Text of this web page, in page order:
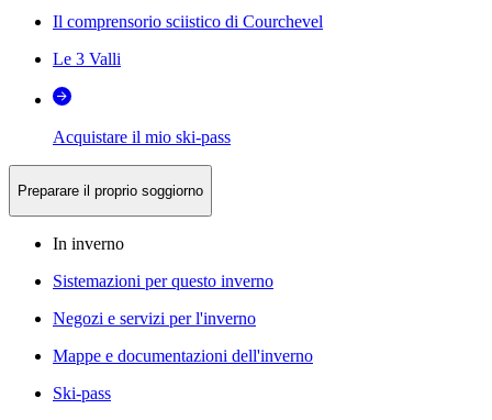
Il comprensorio sciistico di Courchevel
Le 3 Valli
Acquistare il mio ski-pass
Preparare il proprio soggiorno
In inverno
Sistemazioni per questo inverno
Negozi e servizi per l'inverno
Mappe e documentazioni dell'inverno
Ski-pass